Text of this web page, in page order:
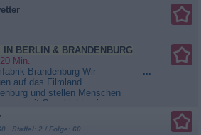
IN BERLIN & BRANDENBURG
Min.
Brandenburg Wir
auf das Filmland
und stellen Menschen
uns mit Geschichten in
Welten entführen. Wir
das Traditionskino eines
...
Staffel: 2 / Folge: 60